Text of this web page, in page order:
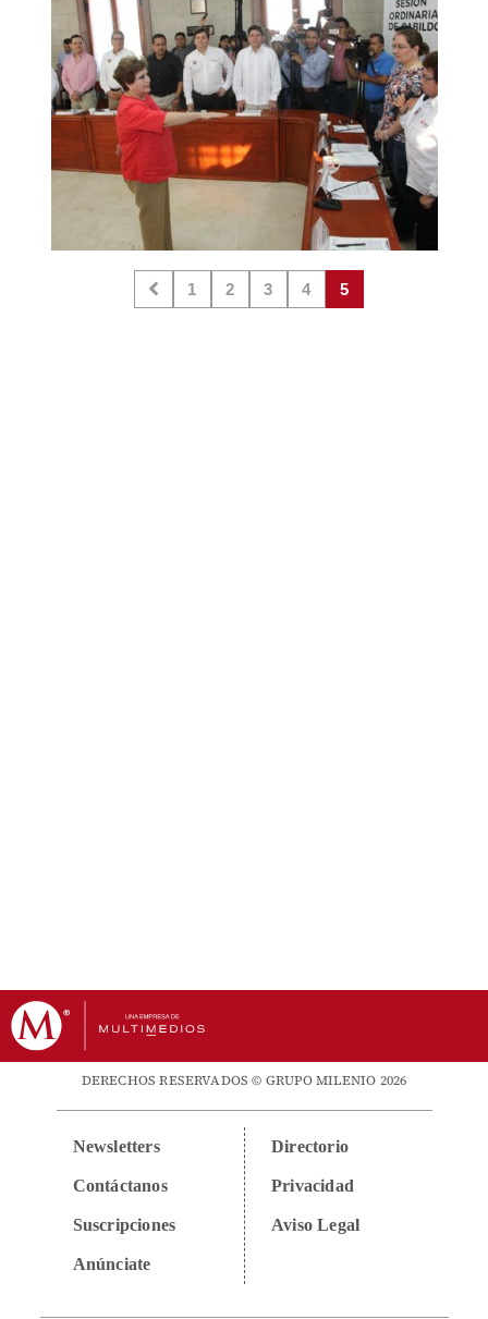
1 2 3 4 5
DERECHOS RESERVADOS © GRUPO MILENIO 2026
Newsletters
Contáctanos
Suscripciones
Anúnciate
Directorio
Privacidad
Aviso Legal